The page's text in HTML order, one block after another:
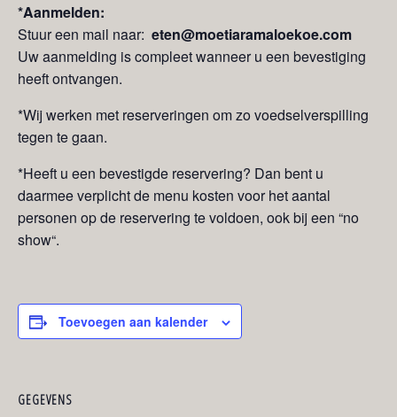
*Aanmelden:
Stuur een mail naar: eten@moetiaramaloekoe.com
Uw aanmelding is compleet wanneer u een bevestiging
heeft ontvangen.
*Wij werken met reserveringen om zo voedselverspilling
tegen te gaan.
*Heeft u een bevestigde reservering? Dan bent u
daarmee verplicht de menu kosten voor het aantal
personen op de reservering te voldoen, ook bij een “no
show“.
Toevoegen aan kalender
GEGEVENS